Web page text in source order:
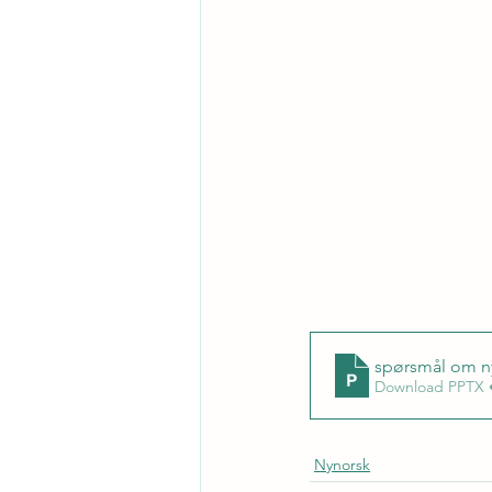
spørsmål om
Download PPTX
Nynorsk